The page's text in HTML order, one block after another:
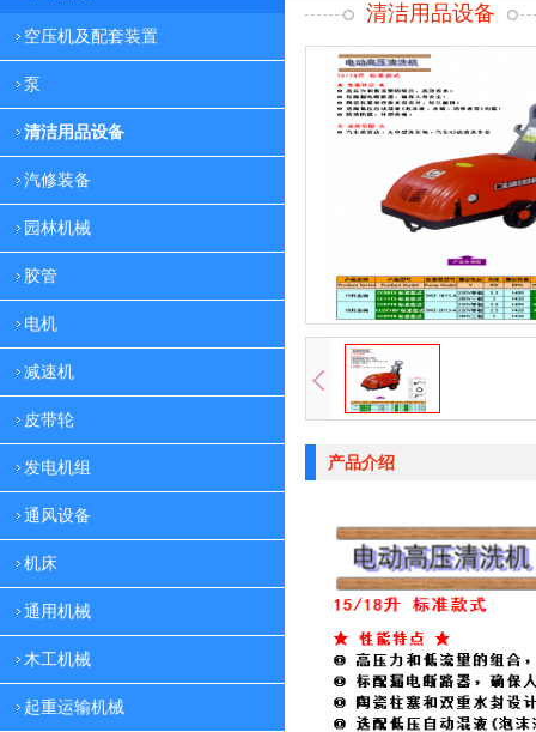
空压机及配套装置
泵
清洁用品设备
汽修装备
园林机械
胶管
电机
减速机
皮带轮
发电机组
通风设备
机床
通用机械
木工机械
起重运输机械
清洁用品设备
产品介绍